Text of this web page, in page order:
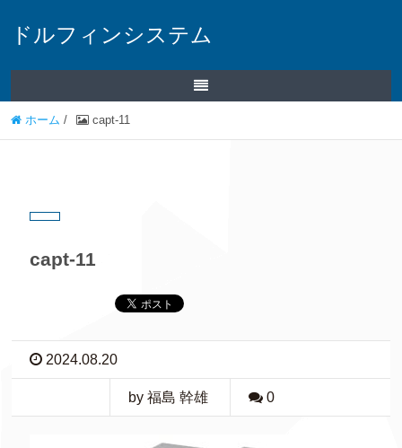
ドルフィンシステム
ホーム / capt-11
capt-11
2024.08.20
by 福島 幹雄 0